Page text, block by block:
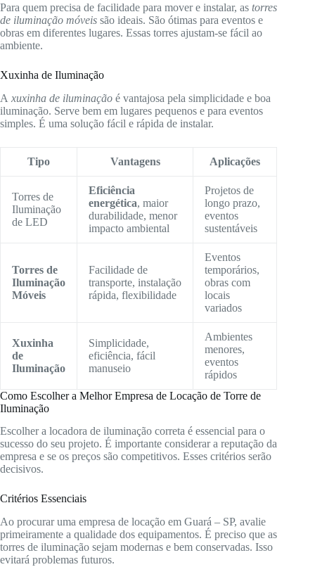
Para quem precisa de facilidade para mover e instalar, as torres
de iluminação móveis são ideais. São ótimas para eventos e
obras em diferentes lugares. Essas torres ajustam-se fácil ao
ambiente.
Xuxinha de Iluminação
A xuxinha de iluminação é vantajosa pela simplicidade e boa
iluminação. Serve bem em lugares pequenos e para eventos
simples. É uma solução fácil e rápida de instalar.
Tipo Vantagens Aplicações
Torres de
Iluminação
de LED
Eficiência
energética, maior
durabilidade, menor
impacto ambiental
Projetos de
longo prazo,
eventos
sustentáveis
Torres de
Iluminação
Móveis
Facilidade de
transporte, instalação
rápida, flexibilidade
Eventos
temporários,
obras com
locais
variados
Xuxinha
de
Iluminação
Simplicidade,
eficiência, fácil
manuseio
Ambientes
menores,
eventos
rápidos
Como Escolher a Melhor Empresa de Locação de Torre de
Iluminação
Escolher a locadora de iluminação correta é essencial para o
sucesso do seu projeto. É importante considerar a reputação da
empresa e se os preços são competitivos. Esses critérios serão
decisivos.
Critérios Essenciais
Ao procurar uma empresa de locação em Guará – SP, avalie
primeiramente a qualidade dos equipamentos. É preciso que as
torres de iluminação sejam modernas e bem conservadas. Isso
evitará problemas futuros.